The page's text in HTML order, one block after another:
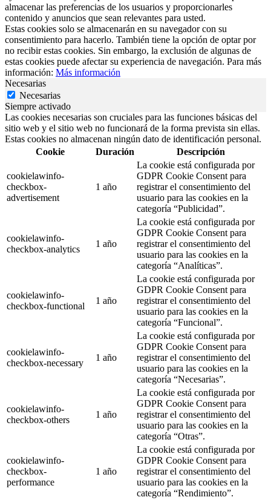
almacenar las preferencias de los usuarios y proporcionarles
contenido y anuncios que sean relevantes para usted.
Estas cookies solo se almacenarán en su navegador con su
consentimiento para hacerlo. También tiene la opción de optar por
no recibir estas cookies. Sin embargo, la exclusión de algunas de
estas cookies puede afectar su experiencia de navegación. Para más
información: Más información
Necesarias
Necesarias
Siempre activado
Las cookies necesarias son cruciales para las funciones básicas del
sitio web y el sitio web no funcionará de la forma prevista sin ellas.
Estas cookies no almacenan ningún dato de identificación personal.
Cookie
Duración Descripción
cookielawinfo-
checkbox-
advertisement
1 año
La cookie está configurada por
GDPR Cookie Consent para
registrar el consentimiento del
usuario para las cookies en la
categoría “Publicidad”.
cookielawinfo-
checkbox-analytics
1 año
La cookie está configurada por
GDPR Cookie Consent para
registrar el consentimiento del
usuario para las cookies en la
categoría “Analíticas”.
cookielawinfo-
checkbox-functional
1 año
La cookie está configurada por
GDPR Cookie Consent para
registrar el consentimiento del
usuario para las cookies en la
categoría “Funcional”.
cookielawinfo-
checkbox-necessary
1 año
La cookie está configurada por
GDPR Cookie Consent para
registrar el consentimiento del
usuario para las cookies en la
categoría “Necesarias”.
cookielawinfo-
checkbox-others
1 año
La cookie está configurada por
GDPR Cookie Consent para
registrar el consentimiento del
usuario para las cookies en la
categoría “Otras”.
cookielawinfo-
checkbox-
performance
1 año
La cookie está configurada por
GDPR Cookie Consent para
registrar el consentimiento del
usuario para las cookies en la
categoría “Rendimiento”.